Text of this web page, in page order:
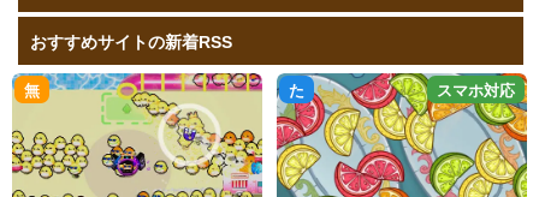
おすすめサイトの新着RSS
無 た スマホ対応